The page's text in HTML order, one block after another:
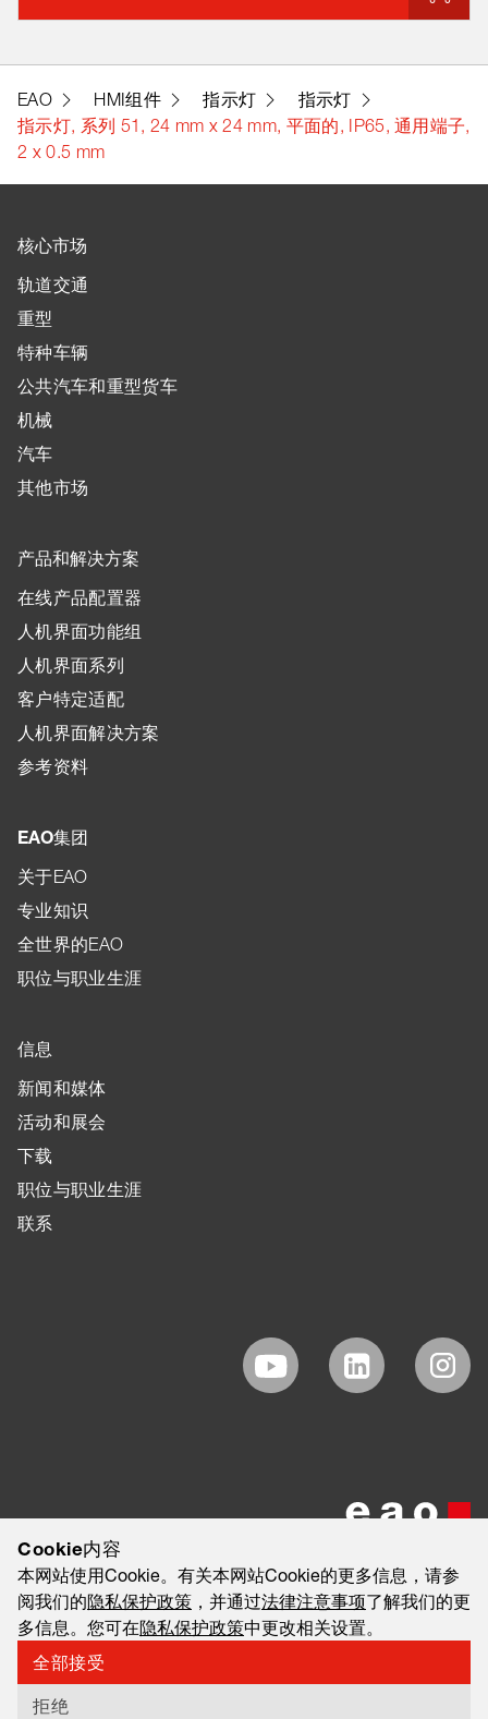
EAO HMI组件 指示灯
指示灯
指示灯, 系列 51, 24 mm x 24 mm, 平面的, IP65, 通用端子,
2 x 0.5 mm
核心市场
轨道交通
重型
特种车辆
公共汽车和重型货车
机械
汽车
其他市场
产品和解决方案
在线产品配置器
人机界面功能组
人机界面系列
客户特定适配
人机界面解决方案
参考资料
EAO集团
关于EAO
专业知识
全世界的EAO
职位与职业生涯
信息
新闻和媒体
活动和展会
下载
职位与职业生涯
联系
©2026 EAO AG
法律免责声明
隐私保护政策
信息安全与数据隐私简报（合作伙伴版）
Cookie内容
本网站使用Cookie。有关本网站Cookie的更多信息，请参
阅我们的隐私保护政策 ，并通过法律注意事项了解我们的更
多信息。您可在隐私保护政策中更改相关设置。
全部接受
拒绝